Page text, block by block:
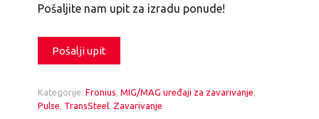
Pošaljite nam upit za izradu ponude!
Pošalji upit
Kategorije: Fronius, MIG/MAG uređaji za zavarivanje,
Pulse, TransSteel, Zavarivanje